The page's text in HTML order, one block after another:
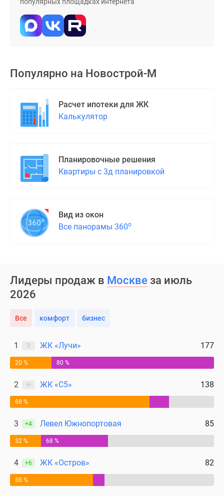
водоема
центры
Коттеджи
акции
Популярно на Новострой-М
Расчет ипотеки для ЖК
Калькулятор
Планировочные решения
Квартиры с 3д планировкой
Вид из окон
Все панорамы 360о
Лидеры продаж в Москве за июль
2026
Все комфорт бизнес
1 0 ЖК «Лучи» 177
20 % 80 %
2 Н ЖК «С5» 138
88 %
3 +4 Левел Южнопортовая 85
32 % 68 %
4 +6 ЖК «Остров» 82
88 %